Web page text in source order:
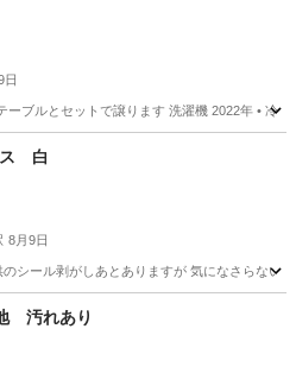
日
ブルとセットで譲ります 洗濯機 2022年 • 冷
家具
ス 白
8月9日
シール剥がしあとありますが 気になさらない
収納家具
汚れあり